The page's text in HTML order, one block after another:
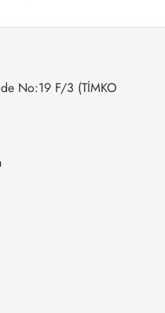
No:19 F/3 (TİMKO